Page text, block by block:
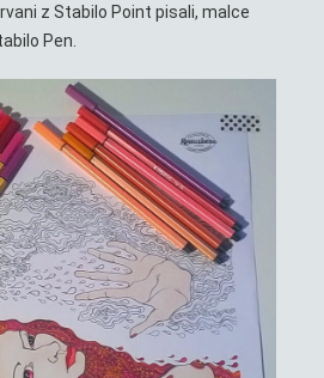
z Stabilo Point pisali, malce
Pen.